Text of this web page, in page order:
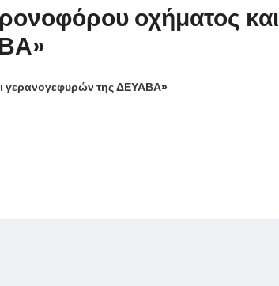
οχήματος και
γερανογεφυρών της ΔΕΥΑΒΑ»